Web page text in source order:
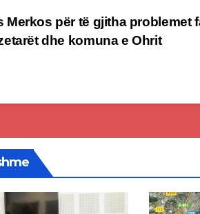
Merkos për të gjitha problemet
dhe komuna e Ohrit